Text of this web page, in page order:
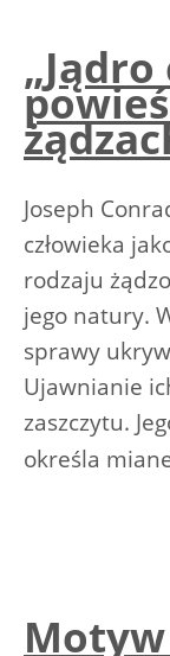
Joseph
człowieka
rodzaju
jego natury.
sprawy
Ujawnianie
zaszczytu.
określa